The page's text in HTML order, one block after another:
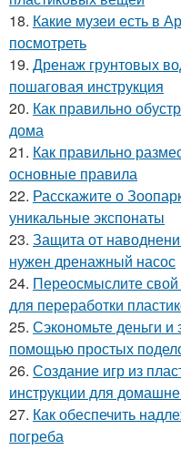
18. Какие музеи есть в
посмотреть
19. Дренаж грунтовых
пошаговая инструкция
20. Как правильно
дома
21. Как правильно
основные правила
22. Расскажите о
уникальные экспонаты
23. Защита от
нужен дренажный насос
24. Переосмыслите
для переработки
25. Сэкономьте деньги
помощью простых
26. Создание игр из
инструкции для
27. Как обеспечить
погреба